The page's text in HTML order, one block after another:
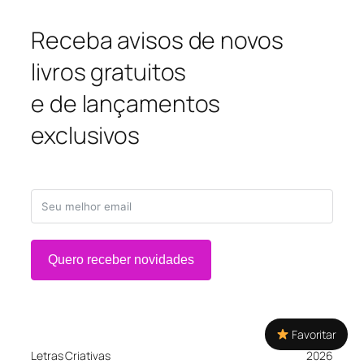
Receba avisos de novos
livros gratuitos
e de lançamentos
exclusivos
Quero receber novidades
Letras Criativas 2026
Favoritar